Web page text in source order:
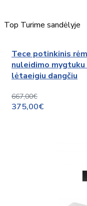
Top Turime sandėlyje
Tece potinkinis
nuleidimo
lėtaeigiu dangčiu
667,00€
375,00€